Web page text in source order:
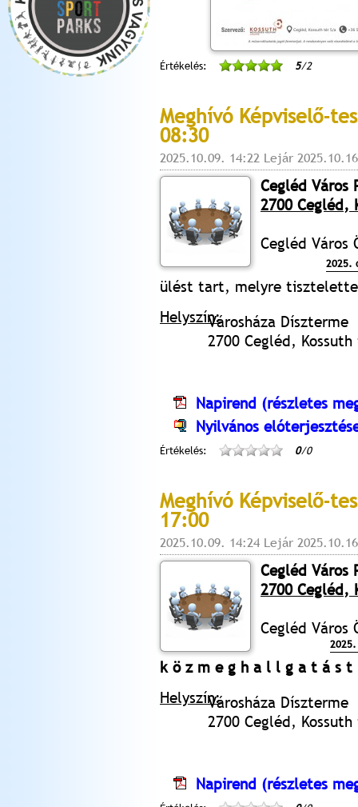
Értékelés: 5/2
Meghívó Képviselő-
08:30
2025.10.09. 14:22 Lejár
Cegléd Város
2700 Cegléd,
Cegléd Város
2025.
ülést tart, melyre
Helyszín:Városháza Díszterme
2700 Cegléd,
Napirend (részletes
Nyilvános
Értékelés: 0/0
Meghívó Képviselő-
17:00
2025.10.09. 14:24 Lejár
Cegléd Város
2700 Cegléd,
Cegléd Város
k ö z m e g h a l l g a t á s
Helyszín:Városháza Díszterme
2700 Cegléd,
Napirend (részletes